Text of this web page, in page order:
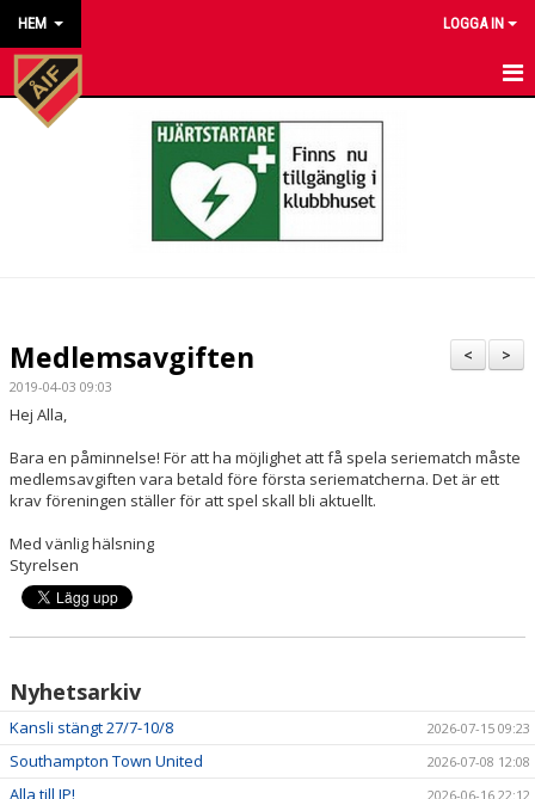
HEM LOGGA IN
HEM
KONTAKT ÅKARP IF
OM FÖRENINGEN
DOKUMENT
BESTÄLL VÅRA KLUBBKLÄDER
>
<
Medlemsavgiften
2019-04-03 09:03
Hej Alla,
Bara en påminnelse! För att ha möjlighet att få spela seriematch måste
medlemsavgiften vara betald före första seriematcherna. Det är ett
krav föreningen ställer för att spel skall bli aktuellt.
Med vänlig hälsning
Styrelsen
Nyhetsarkiv
Kansli stängt 27/7-10/8 2026-07-15 09:23
Southampton Town United 2026-07-08 12:08
Alla till IP! 2026-06-16 22:12